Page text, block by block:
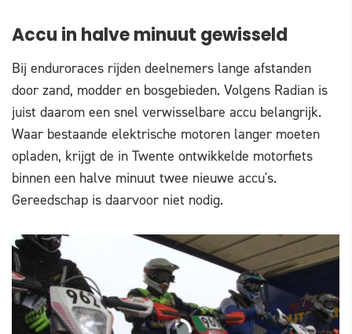
Accu in halve minuut gewisseld
Bij enduroraces rijden deelnemers lange afstanden
door zand, modder en bosgebieden. Volgens Radian is
juist daarom een snel verwisselbare accu belangrijk.
Waar bestaande elektrische motoren langer moeten
opladen, krijgt de in Twente ontwikkelde motorfiets
binnen een halve minuut twee nieuwe accu's.
Gereedschap is daarvoor niet nodig.